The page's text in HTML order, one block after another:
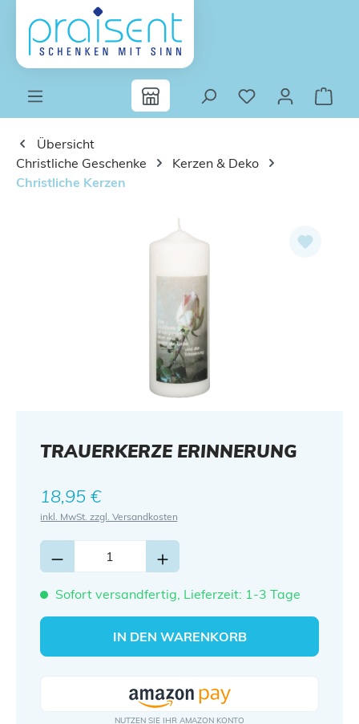
Zum Hauptinhalt springen
Übersicht
Christliche Geschenke
Kerzen & Deko
Christliche Kerzen
TRAUERKERZE ERINNERUNG
Regulärer Preis:
18,95 €
inkl. MwSt. zzgl. Versandkosten
Sofort versandfertig, Lieferzeit: 1-3 Tage
IN DEN WARENKORB